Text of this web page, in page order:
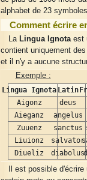
alphabet de 23
Comment écrire
La Lingua Ignotaest
contient uniquement
et il n'y a aucune
Exemple :
Lingua Ignota Latin
Aigonz
deus
Aieganz
angelus
Zuuenz
sanctus
Liuionz
salvator
Diueliz
diabolus
Il est possible